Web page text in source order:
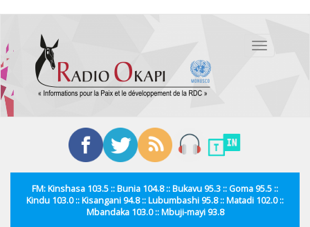
contenu
principal
Toggle
FM: Kinshasa 103.5 :: Bunia 104.8 :: Bukavu 95.3 :: Goma 95.5 ::
Kindu 103.0 :: Kisangani 94.8 :: Lubumbashi 95.8 :: Matadi 102.0 ::
Mbandaka 103.0 :: Mbuji-mayi 93.8